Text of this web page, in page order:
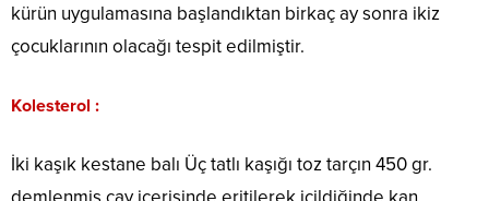
kürün uygulamasına başlandıktan birkaç ay sonra ikiz
çocuklarının olacağı tespit edilmiştir.
Kolesterol :
İki kaşık kestane balı Üç tatlı kaşığı toz tarçın 450 gr.